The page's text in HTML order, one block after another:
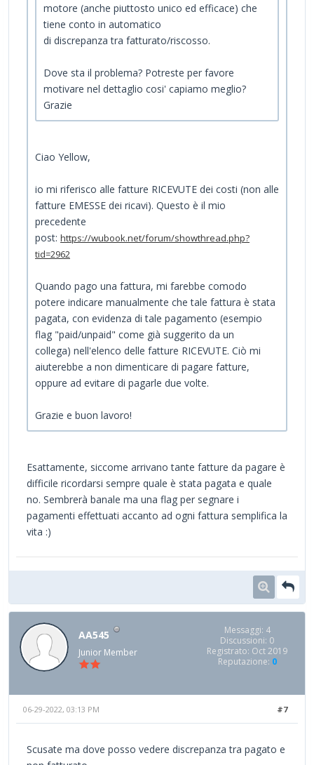
motore (anche piuttosto unico ed efficace) che
tiene conto in automatico
di discrepanza tra fatturato/riscosso.
Dove sta il problema? Potreste per favore
motivare nel dettaglio cosi' capiamo meglio?
Grazie
Ciao Yellow,
io mi riferisco alle fatture RICEVUTE dei costi (non alle
fatture EMESSE dei ricavi). Questo è il mio
precedente
post: https://wubook.net/forum/showthread.php?
tid=2962
Quando pago una fattura, mi farebbe comodo
potere indicare manualmente che tale fattura è stata
pagata, con evidenza di tale pagamento (esempio
flag "paid/unpaid" come già suggerito da un
collega) nell'elenco delle fatture RICEVUTE. Ciò mi
aiuterebbe a non dimenticare di pagare fatture,
oppure ad evitare di pagarle due volte.
Grazie e buon lavoro!
Esattamente, siccome arrivano tante fatture da pagare è
difficile ricordarsi sempre quale è stata pagata e quale
no. Sembrerà banale ma una flag per segnare i
pagamenti effettuati accanto ad ogni fattura semplifica la
vita :)
AA545
Junior Member
Messaggi: 4
Discussioni: 0
Registrato: Oct 2019
Reputazione: 0
#7
06-29-2022, 03:13 PM
Scusate ma dove posso vedere discrepanza tra pagato e